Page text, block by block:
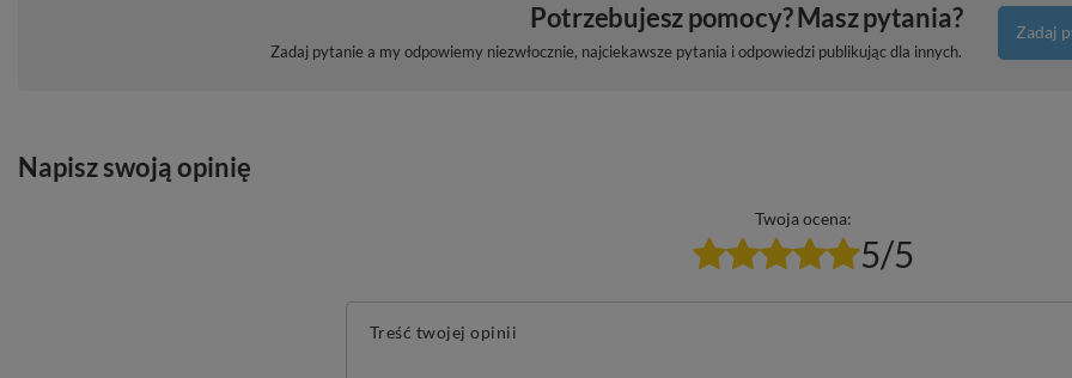
Potrzebujesz pomocy? Masz pytania?
Zadaj pytanie a my odpowiemy niezwłocznie, najciekawsze pytania i odpowiedzi publikując dla innych.
Zadaj
Napisz swoją opinię
Twoja ocena:
5/5
Treść twojej opinii